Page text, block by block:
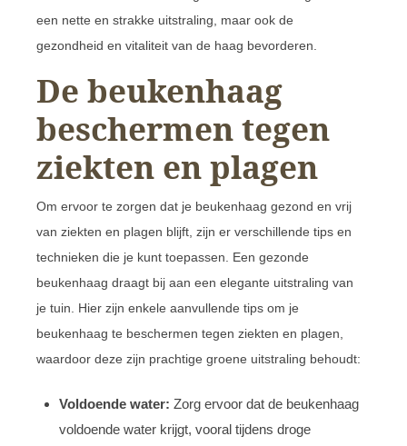
een nette en strakke uitstraling, maar ook de
gezondheid en vitaliteit van de haag bevorderen.
De beukenhaag
beschermen tegen
ziekten en plagen
Om ervoor te zorgen dat je beukenhaag gezond en vrij
van ziekten en plagen blijft, zijn er verschillende tips en
technieken die je kunt toepassen. Een gezonde
beukenhaag draagt bij aan een elegante uitstraling van
je tuin. Hier zijn enkele aanvullende tips om je
beukenhaag te beschermen tegen ziekten en plagen,
waardoor deze zijn prachtige groene uitstraling behoudt:
Voldoende water: Zorg ervoor dat de beukenhaag
voldoende water krijgt, vooral tijdens droge